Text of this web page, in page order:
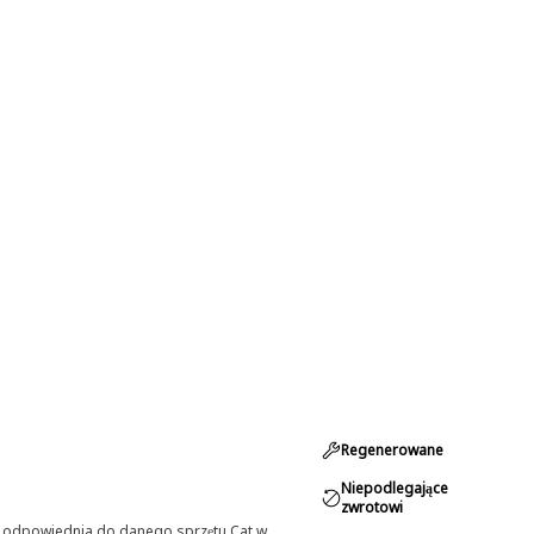
Regenerowane
Niepodlegające
zwrotowi